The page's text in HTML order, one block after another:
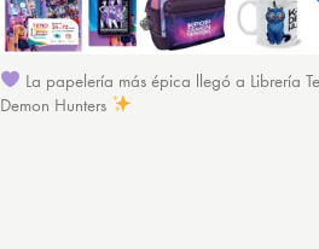
La papelería más épica llegó a Librería
Demon Hunters